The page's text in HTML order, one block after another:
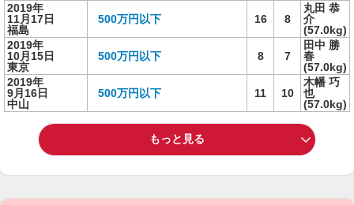
2019年
11月17日
福島
500万円以下 16 8
丸田 恭
介
(57.0kg)
2019年
10月15日
東京
500万円以下 8 7
田中 勝
春
(57.0kg)
2019年
9月16日
中山
500万円以下 11 10
木幡 巧
也
(57.0kg)
もっと見る